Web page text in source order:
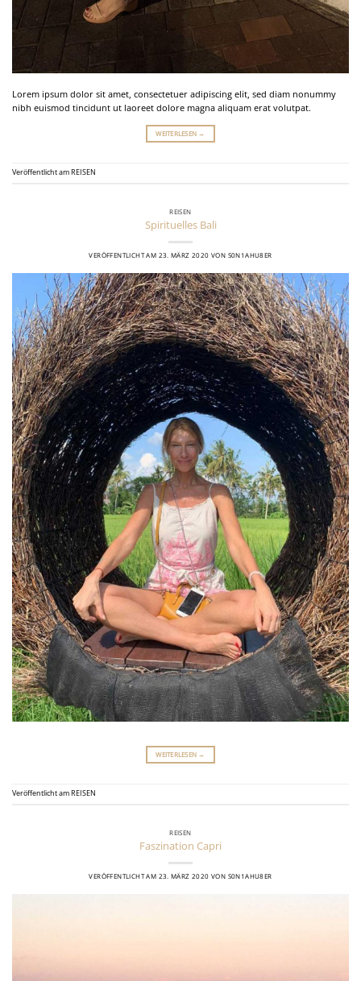
Lorem ipsum dolor sit amet, consectetuer adipiscing elit, sed diam nonummy
nibh euismod tincidunt ut laoreet dolore magna aliquam erat volutpat.
WEITERLESEN →
Veröffentlicht amREISEN
REISEN
Spirituelles Bali
VERÖFFENTLICHT AM 23. MÄRZ 2020 VON S0N1AHU8ER
WEITERLESEN →
Veröffentlicht amREISEN
REISEN
Faszination Capri
VERÖFFENTLICHT AM 23. MÄRZ 2020 VON S0N1AHU8ER